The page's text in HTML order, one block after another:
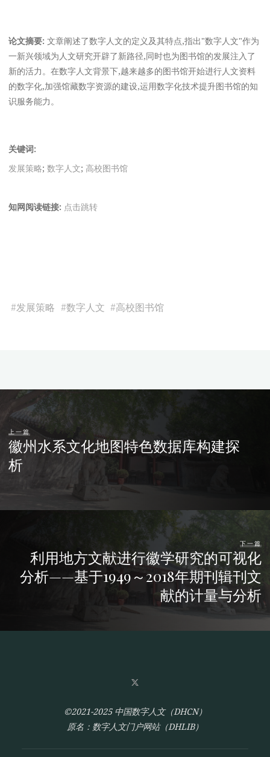
论文摘要: 文章阐述了数字人文的定义及其特点,指出"数字人文"作为
一新兴领域为人文研究开辟了新路径,同时也为图书馆的发展注入了
新的活力。在数字人文背景下,越来越多的图书馆开始进行人文资料
的数字化,加强馆藏数字资源的建设,运用数字化技术提升图书馆的知
识服务能力。
关键词:
发展策略;数字人文; 高校图书馆
知网阅读链接: 点击跳转
#发展策略 #数字人文 #高校图书馆
上一篇
徽州水系文化地图特色数据库构建探
析
下一篇
利用地方文献进行徽学研究的可视化
分析——基于1949～2018年期刊辑刊文
献的计量与分析
©2021-2025 中国数字人文（DHCN）
原名：数字人文门户网站（DHLIB）